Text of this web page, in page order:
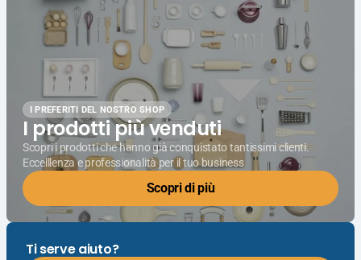
I PREFERITI DEL NOSTRO SHOP
I prodotti più venduti
Scopri i prodotti che hanno già conquistato tantissimi clienti.
Eccelllenza e professionalità per il tuo business
Scopri di più
Ti serve aiuto?